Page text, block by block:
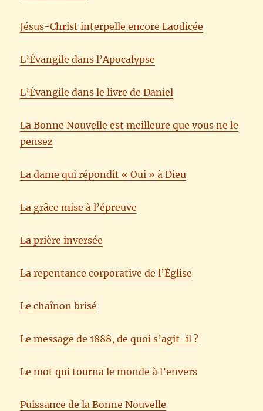
Jésus-Christ interpelle encore Laodicée
L’Évangile dans l’Apocalypse
L’Évangile dans le livre de Daniel
La Bonne Nouvelle est meilleure que vous ne le
pensez
La dame qui répondit « Oui » à Dieu
La grâce mise à l’épreuve
La prière inversée
La repentance corporative de l’Église
Le chaînon brisé
Le message de 1888, de quoi s’agit-il ?
Le mot qui tourna le monde à l’envers
Puissance de la Bonne Nouvelle